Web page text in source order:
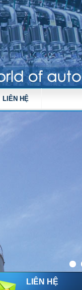
LIÊN HỆ
LIÊN HỆ